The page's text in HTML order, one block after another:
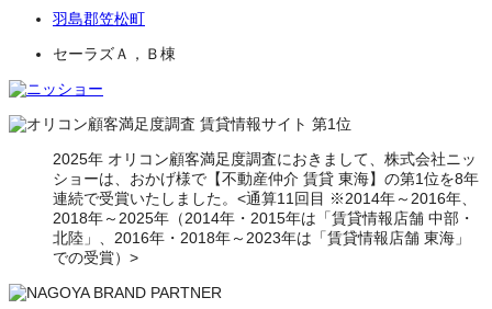
羽島郡笠松町
セーラズＡ，Ｂ棟
2025年 オリコン顧客満足度調査におきまして、株式会社ニッ
ショーは、おかげ様で【不動産仲介 賃貸 東海】の第1位を8年
連続で受賞いたしました。<通算11回目 ※2014年～2016年、
2018年～2025年（2014年・2015年は「賃貸情報店舗 中部・
北陸」、2016年・2018年～2023年は「賃貸情報店舗 東海」
での受賞）>